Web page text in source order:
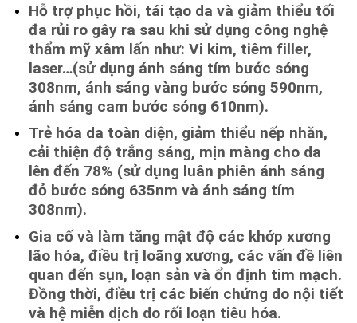
Hỗ trợ phục hồi, tái tạo da và giảm thiểu tối
đa rủi ro gây ra sau khi sử dụng công nghệ
thẩm mỹ xâm lấn như: Vi kim, tiêm filler,
laser…(sử dụng ánh sáng tím bước sóng
308nm, ánh sáng vàng bước sóng 590nm,
ánh sáng cam bước sóng 610nm).
Trẻ hóa da toàn diện, giảm thiểu nếp nhăn,
cải thiện độ trắng sáng, mịn màng cho da
lên đến 78% (sử dụng luân phiên ánh sáng
đỏ bước sóng 635nm và ánh sáng tím
308nm).
Gia cố và làm tăng mật độ các khớp xương
lão hóa, điều trị loãng xương, các vấn đề liên
quan đến sụn, loạn sản và ổn định tim mạch.
Đồng thời, điều trị các biến chứng do nội tiết
và hệ miễn dịch do rối loạn tiêu hóa.